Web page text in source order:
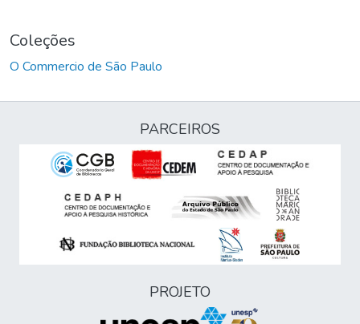
Coleções
O Commercio de São Paulo
PARCEIROS
PROJETO